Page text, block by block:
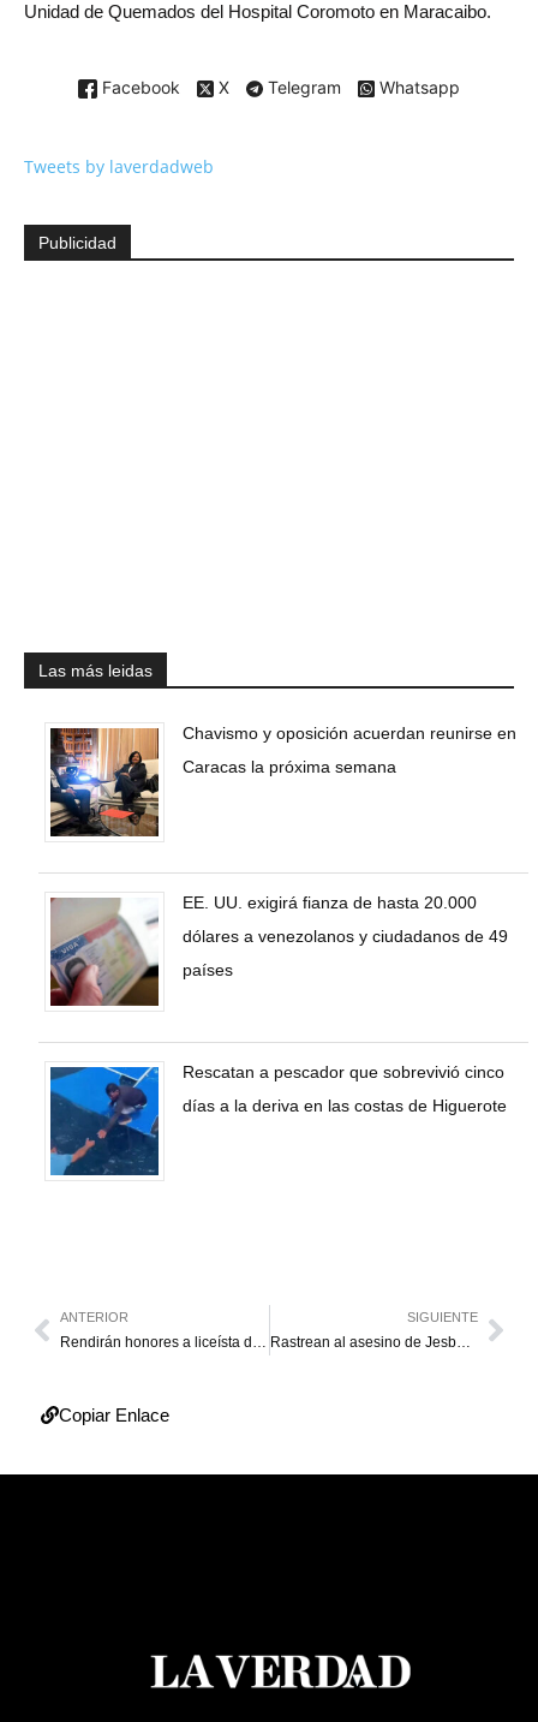
Unidad de Quemados del Hospital Coromoto en Maracaibo.
Facebook X Telegram Whatsapp
Tweets by laverdadweb
Publicidad
Las más leidas
Chavismo y oposición acuerdan reunirse en
Caracas la próxima semana
EE. UU. exigirá fianza de hasta 20.000
dólares a venezolanos y ciudadanos de 49
países
Rescatan a pescador que sobrevivió cinco
días a la deriva en las costas de Higuerote
ANTERIOR
Rendirán honores a liceísta de La Villa
SIGUIENTE
Rastrean al asesino de Jesbeliz
Copiar Enlace